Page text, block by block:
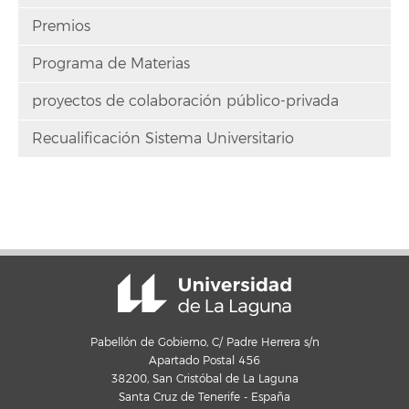
Premios
Programa de Materias
proyectos de colaboración público-privada
Recualificación Sistema Universitario
Pabellón de Gobierno, C/ Padre Herrera s/n
Apartado Postal 456
38200, San Cristóbal de La Laguna
Santa Cruz de Tenerife - España